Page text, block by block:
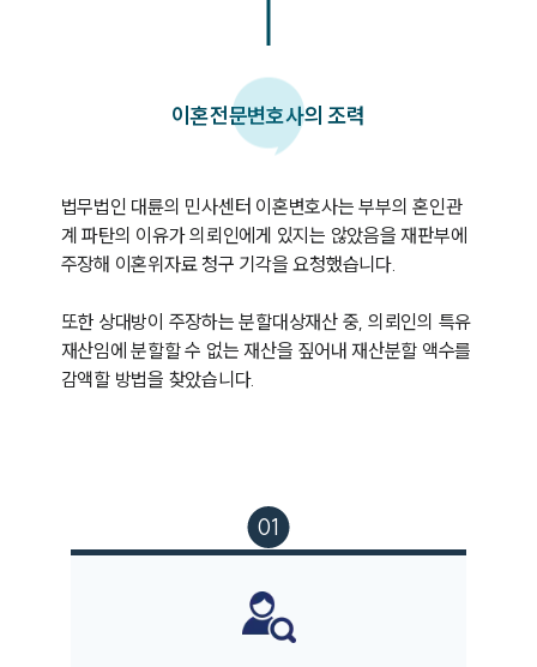
그룹소개
이혼전문변호사의 조력
법무법인 대륜의 민사센터 이혼변호사는 부부의 혼인관
계 파탄의 이유가 의뢰인에게 있지는 않았음을 재판부에
주장해 이혼위자료 청구 기각을 요청했습니다.
또한 상대방이 주장하는 분할대상재산 중, 의뢰인의 특유
재산임에 분할할 수 없는 재산을 짚어내 재산분할 액수를
감액할 방법을 찾았습니다.